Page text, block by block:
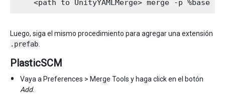
Luego, siga el mismo procedimiento para agregar una extensión
.prefab
PlasticSCM
Vaya a Preferences > Merge Tools y haga click en el botón
Add.